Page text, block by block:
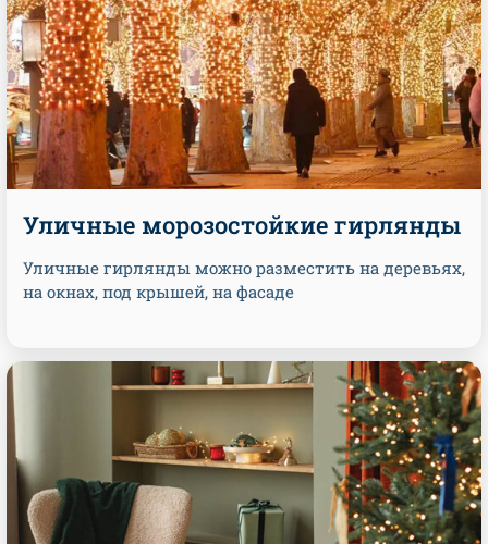
Уличные морозостойкие гирлянды
Уличные гирлянды можно разместить на деревьях,
на окнах, под крышей, на фасаде